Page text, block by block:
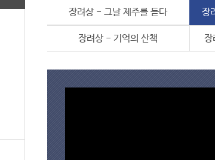
장려상 - 그날 제주를 듣다 장
장려상 - 기억의 산책 장